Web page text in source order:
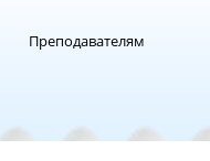
Преподавателям